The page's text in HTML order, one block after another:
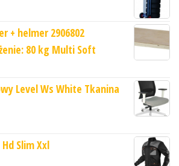
+ helmer 2906802
80 kg Multi Soft
Level Ws White Tkanina
Slim Xxl